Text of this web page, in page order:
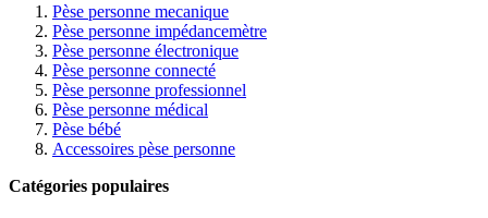
Pèse personne mecanique
Pèse personne impédancemètre
Pèse personne électronique
Pèse personne connecté
Pèse personne professionnel
Pèse personne médical
Pèse bébé
Accessoires pèse personne
Catégories populaires